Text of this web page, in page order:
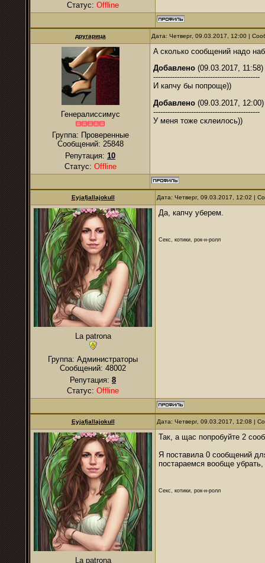
Статус: Offline
другарица Дата: Четверг, 09.03.2017, 12:00 |
Генералиссимус
Группа: Проверенные
Сообщений: 25848
Репутация: 10
Статус: Offline
A cколько сообщений надо
Добавлено (09.03.2017, 11:58)
---------------------------------------------
И капчу бы попроще))
Добавлено (09.03.2017, 12:00)
---------------------------------------------
У меня тоже склеилось))
Eyjafjallajokull Дата: Четверг, 09.03.2017, 12:02 |
La patrona
Группа: Администраторы
Сообщений: 48002
Репутация: 8
Статус: Offline
Да, капчу уберем.
Секс, котики, рок-н-ролл
Eyjafjallajokull Дата: Четверг, 09.03.2017, 12:08 |
La patrona
Так, а щас попробуйте 2
Я поставила 0 сообщений
постараемся вообще
Секс, котики, рок-н-ролл